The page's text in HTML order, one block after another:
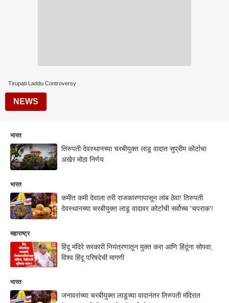
Tirupati Laddu Controversy
NEWS
भारत
तिरुपती देवस्थानच्या चरबीयुक्त लाडू वादात सुप्रीम कोर्टाचा
अखेर मोठा निर्णय
भारत
कमीत कमी देवाला तरी राजकारणापासून लांब ठेवा! तिरुपती
देवस्थानच्या चरबीयुक्त लाडू वादावर कोर्टाची सर्वोच्च 'चपराक'!
महाराष्ट्र
हिंदू मंदिरे सरकारी नियंत्रणातून मुक्त करा आणि हिंदूंना सोपवा;
विश्व हिंदू परिषदेची मागणी
भारत
जनावरांच्या चरबीयुक्त लाडूच्या वादानंतर तिरुपती मंदिरात